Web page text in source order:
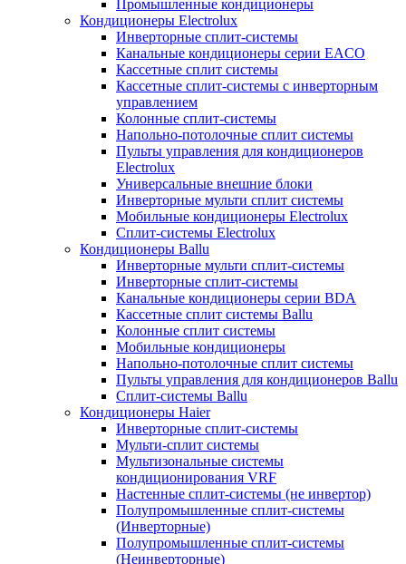
Промышленные кондиционеры
Кондиционеры Electrolux
Инверторные сплит-системы
Канальные кондиционеры серии EACO
Кассетные сплит системы
Кассетные сплит-системы с инверторным
управлением
Колонные сплит-системы
Напольно-потолочные сплит системы
Пульты управления для кондиционеров
Electrolux
Универсальные внешние блоки
Инверторные мульти сплит системы
Мобильные кондиционеры Electrolux
Сплит-системы Electrolux
Кондиционеры Ballu
Инверторные мульти сплит-системы
Инверторные сплит-системы
Канальные кондиционеры серии BDA
Кассетные сплит системы Ballu
Колонные сплит системы
Мобильные кондиционеры
Напольно-потолочные сплит системы
Пульты управления для кондиционеров Ballu
Сплит-системы Ballu
Кондиционеры Haier
Инверторные сплит-системы
Мульти-сплит системы
Мультизональные системы
кондиционирования VRF
Настенные сплит-системы (не инвертор)
Полупромышленные сплит-системы
(Инверторные)
Полупромышленные сплит-системы
(Неинверторные)